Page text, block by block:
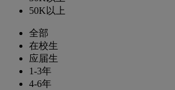
50K以上
全部
在校生
应届生
1-3年
4-6年